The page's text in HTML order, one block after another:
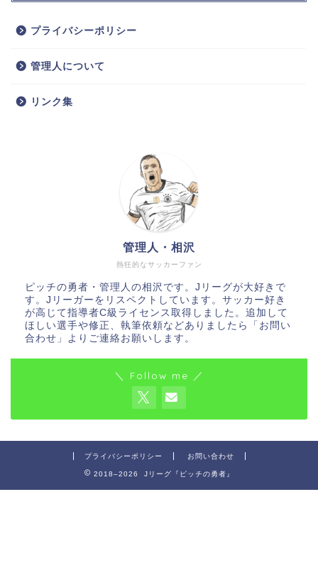
プライバシーポリシー
管理人について
リンク集
熱狂的なサッカーファン
管理人・相沢
ピッチの勇者・管理人の相沢です。Jリーグが大好きで
す。Jリーガーをリスペクトしています。サッカー好き
が高じて指導者C級ライセンス取得しました。追加して
ほしい選手や修正、執筆依頼などありましたら「お問い
合わせ」よりご連絡お願いします。
＼ Follow me ／
プライバシーポリシー お問い合わせ
2018–2026 Jリーグ『ピッチの勇者』